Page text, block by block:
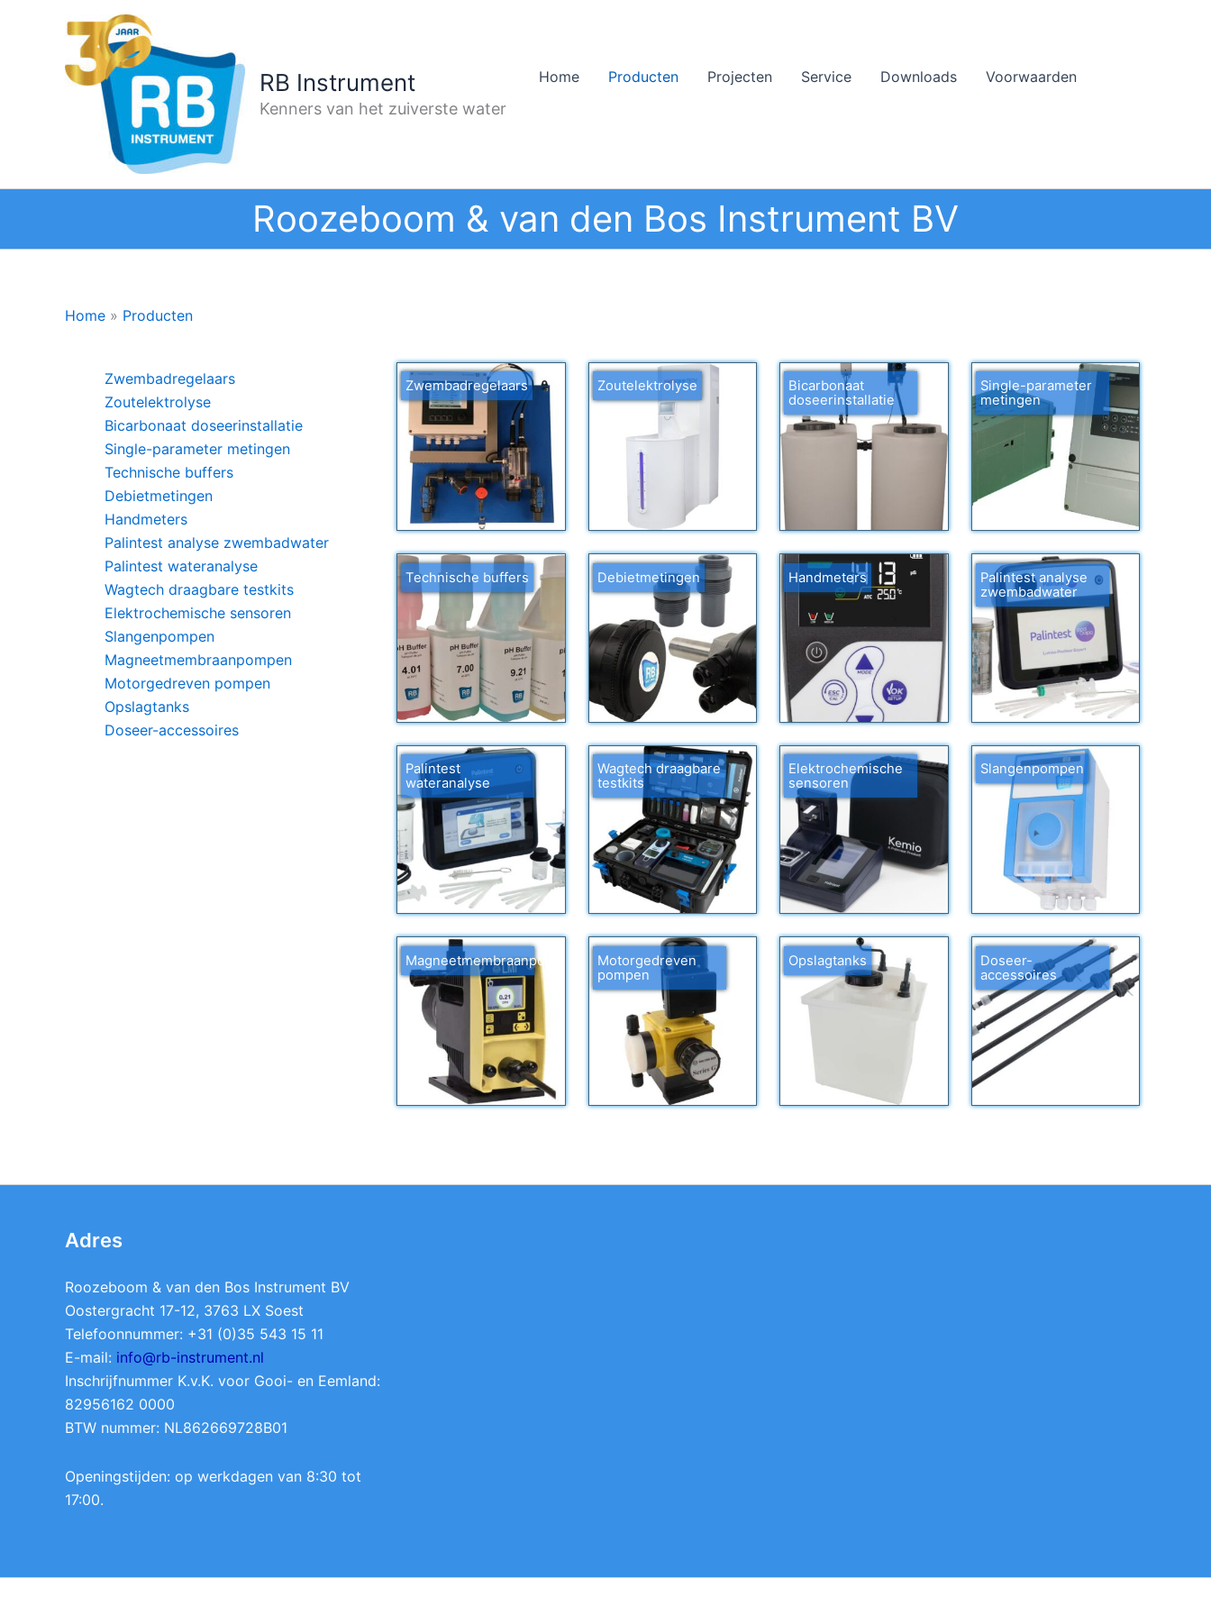
RB Instrument
Kenners van het zuiverste water
Home Producten Projecten Service Downloads Voorwaarden
Roozeboom & van den Bos Instrument BV
Home » Producten
Zwembadregelaars Zoutelektrolyse
Bicarbonaat
doseerinstallatie
Single-parameter
metingen
Technische buffers Debietmetingen Handmeters
Palintest analyse
zwembadwater
Palintest
wateranalyse
Wagtech draagbare
testkits
Elektrochemische
sensoren
Slangenpompen
Magneetmembraanpompen
Motorgedreven
pompen
Opslagtanks
Doseer-
accessoires
Zwembadregelaars
Zoutelektrolyse
Bicarbonaat doseerinstallatie
Single-parameter metingen
Technische buffers
Debietmetingen
Handmeters
Palintest analyse zwembadwater
Palintest wateranalyse
Wagtech draagbare testkits
Elektrochemische sensoren
Slangenpompen
Magneetmembraanpompen
Motorgedreven pompen
Opslagtanks
Doseer-accessoires
Adres
Roozeboom & van den Bos Instrument BV
Oostergracht 17-12, 3763 LX Soest
Telefoonnummer: +31 (0)35 543 15 11
E-mail: info@rb-instrument.nl
Inschrijfnummer K.v.K. voor Gooi- en Eemland:
82956162 0000
BTW nummer: NL862669728B01
Openingstijden: op werkdagen van 8:30 tot
17:00.